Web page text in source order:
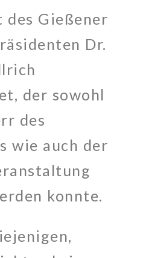
des Gießener
Dr.
der sowohl
des
wie auch der
konnte.